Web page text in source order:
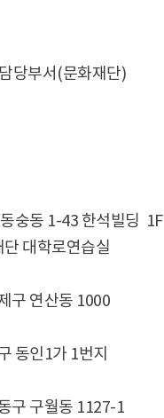
당부서(문화재단)
숭동 1-43 한석빌딩 1F
대학로연습실
구 연산동 1000
동인1가 1번지
구 구월동 1127-1